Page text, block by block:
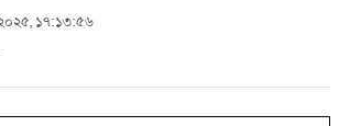
২০২৫, ১৭:১৩:৫৬